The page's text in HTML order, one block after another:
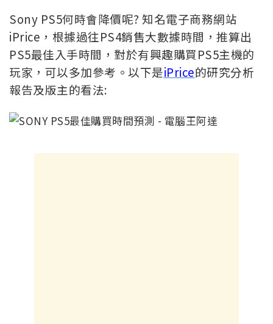
Sony PS5何時會降價呢? 知名電子商務網站
iPrice，根據過往PS4銷售大數據時間，推算出
PS5最佳入手時間，對於有興趣購買PS5主機的
玩家，可以多加參考。以下是iPrice的研究分析
報告及版主的看法: